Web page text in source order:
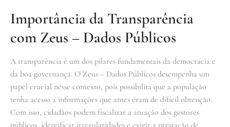
Importância da Transparência
com Zeus – Dados Públicos
A transparência é um dos pilares fundamentais da democracia e
da boa governança. O Zeus – Dados Públicos desempenha um
papel crucial nesse contexto, pois possibilita que a população
tenha acesso a informações que antes eram de difícil obtenção.
Com isso, cidadãos podem fiscalizar a atuação dos gestores
públicos, identificar irregularidades e exigir a prestação de